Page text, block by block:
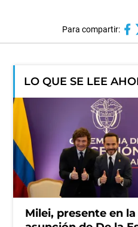
Para compartir:
LO QUE SE LEE
Milei, presente en la